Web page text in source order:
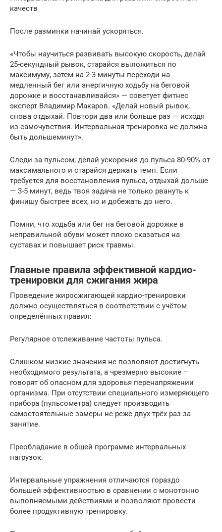
качеств
После разминки начинай ускоряться.
«Чтобы научиться развивать высокую скорость, делай
25-секундный рывок, старайся выложиться по
максимуму, затем на 2-3 минуты переходи на
медленный бег или энергичную ходьбу на беговой
дорожке и восстанавливайся» — советует фитнес
эксперт Владимир Макаров. «Делай новый рывок,
снова отдыхай. Повтори два или больше раз — исходя
из самочувствия. Интервальная тренировка не должна
быть дольшеминут».
Следи за пульсом, делай ускорения до пульса 80-90% от
максимального и старайся держать темп. Если
требуется для восстановления пульса, отдыхай дольше
— 3-5 минут, ведь твоя задача не только рвануть к
финишу быстрее всех, но и добежать до него.
Помни, что ходьба или бег на беговой дорожке в
неправильной обуви может плохо сказаться на
суставах и повышает риск травмы.
Главные правила эффективной кардио-
тренировки для сжигания жира
Проведение жиросжигающей кардио-тренировки
должно осуществляться в соответствии с учётом
определённых правил:
Регулярное отслеживание частоты пульса.
Слишком низкие значения не позволяют достигнуть
необходимого результата, а чрезмерно высокие –
говорят об опасном для здоровья перенапряжении
организма. При отсутствии специального измеряющего
прибора (пульсометра) следует производить
самостоятельные замеры не реже двух-трёх раз за
занятие.
Преобладание в общей программе интервальных
нагрузок.
Интервальные упражнения отличаются гораздо
большей эффективностью в сравнении с монотонно
выполняемыми действиями и позволяют провести
более продуктивную тренировку.